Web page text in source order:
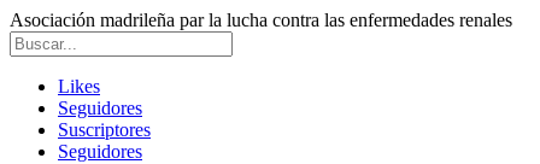
Asociación madrileña par la lucha contra las enfermedades renales
Likes
Seguidores
Suscriptores
Seguidores